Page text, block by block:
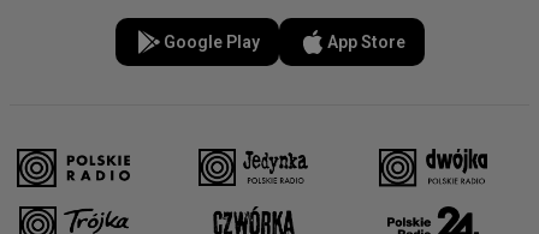
Google Play App Store